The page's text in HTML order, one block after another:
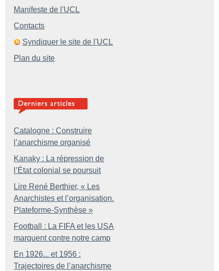
Manifeste de l'UCL
Contacts
Syndiquer le site de l'UCL
Plan du site
Catalogne : Construire
l’anarchisme organisé
Kanaky : La répression de
l’État colonial se poursuit
Lire René Berthier, « Les
Anarchistes et l’organisation.
Plateforme-Synthèse »
Football : La FIFA et les USA
marquent contre notre camp
En 1926... et 1956 :
Trajectoires de l’anarchisme